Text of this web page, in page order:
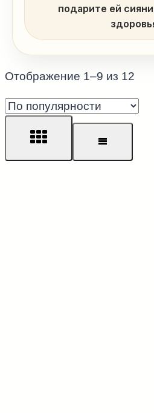
подарите ей
Отображение 1–9 из 12